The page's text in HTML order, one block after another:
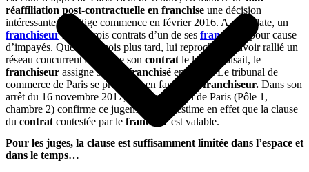
réaffiliation post-contractuelle en franchise une décision
intéressante. Le litige commence en février 2016. A cette date, un
franchiseur résilie trois contrats d’un de ses franchisés
pour cause
d’impayés. Quelques mois plus tard, lui reprochant d’avoir rallié un
réseau concurrent alors que son contrat le lui interdisait, le
franchiseur assigne son ex-franchisé en référé. Le tribunal de
commerce de Paris se prononce en faveur dufranchiseur. Dans son
arrêt du 16 novembre 2017, la cour d’appel de Paris (Pôle 1,
chambre 2) confirme ce jugement. Elle estime en effet que la clause
du contrat contestée par le franchiséest valable.
Pour les juges, la clause est suffisamment limitée dans l’espace et
dans le temps…